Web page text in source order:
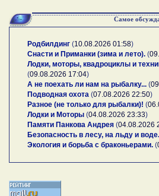
Самое
Родбилдинг (10.08.2026 01:58)
Снасти и Приманки (зима и лето). (
Лодки, моторы, квадроциклы и
(09.08.2026 17:04)
А не поехать ли нам на рыбалку... (
Подводная охота (07.08.2026 22:50)
Разное (не только для рыбалки)! (
Лодки и Моторы (04.08.2026 23:33)
Памяти Панкова Андрея (04.08.2026
Безопасность в лесу, на льду и воде.
Экология и борьба с браконьерами. (